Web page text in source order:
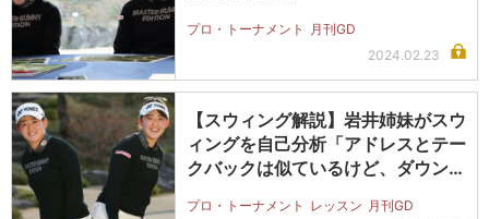
プロ・トーナメント
月刊GD
2024.02.23
【スウィング解説】岩井姉妹がスウ
ィングを自己分析「アドレスとテー
クバックは似ているけど、ダウンは
プロ・トーナメント レッスン 月刊GD